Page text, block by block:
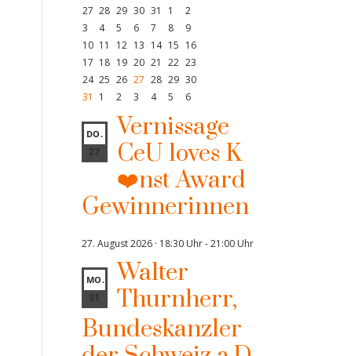
27 28 29 30 31 1
2
3
4 5 6 7 8
9
10 11 12 13 14 15 16
17 18 19 20 21 22 23
24 25 26 27 28 29 30
31
1 2 3 4 5 6
DO.
27
Vernissage
CeU loves K
❤️nst Award
Gewinnerinnen
27. August 2026 · 18:30 Uhr-21:00 Uhr
MO.
31
Walter
Thurnherr,
Bundeskanzler